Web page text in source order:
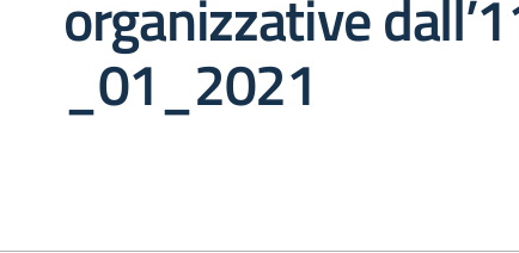
organizzative
_01_2021